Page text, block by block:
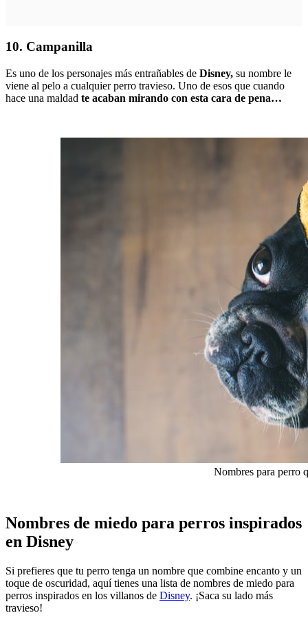
10. Campanilla
Es uno de los personajes más entrañables de Disney, su nombre le
viene al pelo a cualquier perro travieso. Uno de esos que cuando
hace una maldad te acaban mirando con esta cara de pena…
Nombres para perro
Nombres de miedo para perros inspirados
en Disney
Si prefieres que tu perro tenga un nombre que combine encanto y un
toque de oscuridad, aquí tienes una lista de nombres de miedo para
perros inspirados en los villanos de Disney. ¡Saca su lado más
travieso!